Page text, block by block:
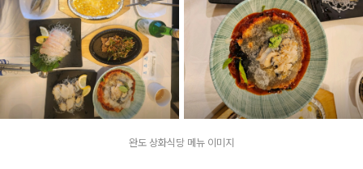
완도 상화식당 메뉴 이미지